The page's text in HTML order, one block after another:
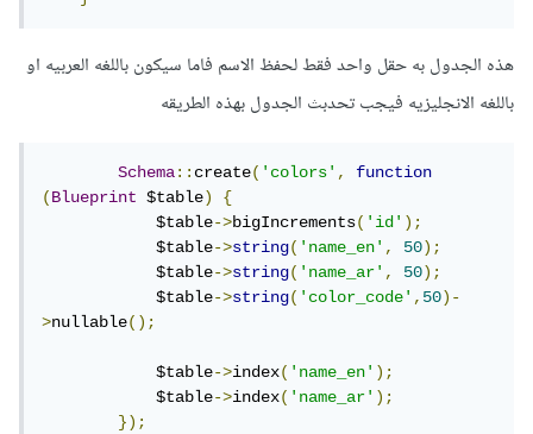
هذه الجدول به حقل واحد فقط لحفظ الاسم فاما سيكون باللغه العربيه او
باللغه الانجليزيه فيجب تحدبث الجدول بهذه الطريقه
Schema::create('colors',
function
(Blueprint $table)
{
            $table
->bigIncrements('id');
            $table
->string('name_en', 50);
            $table
->string('name_ar', 50);
            $table
->string('color_code',50)-
>nullable();
            $table
->index('name_en');
            $table
->index('name_ar');
});